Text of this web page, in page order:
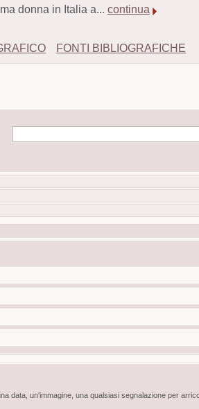
donna in Italia a... continua
FONTI BIBLIOGRAFICHE
data, un'immagine, una qualsiasi segnalazione per